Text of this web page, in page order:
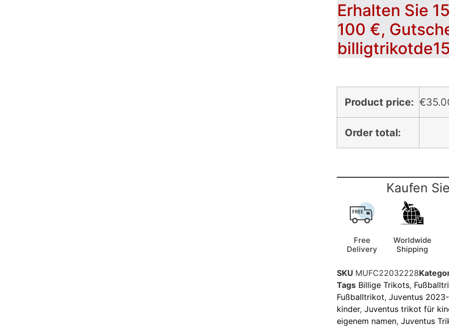
Erhalten Sie
100 €,
Product price: €
Order total:
Kaufen
Free
Delivery
Worldwide
Shipping
SKU MUFC22032228
Tags Billige Trikots,
Fußballtrikot, Juventus
kinder, Juventus trikot für
eigenem namen, Juventus